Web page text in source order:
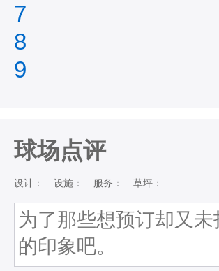
7
8
9
球场点评
设计： 设施： 服务： 草坪：